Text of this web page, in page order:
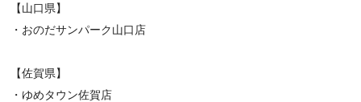
【山口県】
・おのだサンパーク山口店
【佐賀県】
・ゆめタウン佐賀店